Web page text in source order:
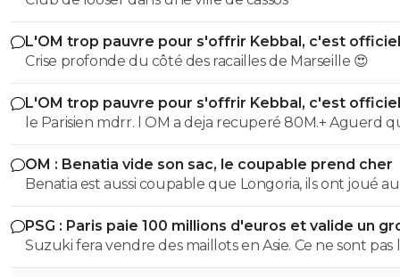
L'OM trop pauvre pour s'offrir Kebbal, c'est officiel
Crise profonde du côté des racailles de Marseille 😍
L'OM trop pauvre pour s'offrir Kebbal, c'est officiel
le Parisien mdrr. l OM a deja recuperé 80M.+ Aguerd quasi
officiel. Hodgberg en discussions avancees, Gomez pareil.
donc le blabla ca va. les articles de merde chaaue jour c est
marrant mais ca va 5 mn
OM : Benatia vide son sac, le coupable prend cher
Benatia est aussi coupable que Longoria, ils ont joué
mercato sans construire quelque chose
PSG : Paris paie 100 millions d'euros et valide un
départ
Suzuki fera vendre des maillots en Asie. Ce ne sont pas
russes qui acheteront ceux de Safonov ni les europeens